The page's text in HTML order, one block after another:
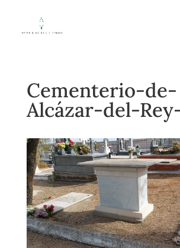
Cementerio-de-
Alcázar-del-